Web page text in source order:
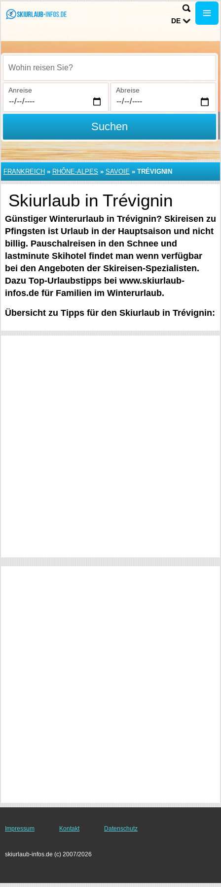
DE
Wohin reisen Sie?
Anreise Abreise
Suchen
FRANKREICH » RHÔNE-ALPES » SAVOIE » TRÉVIGNIN
Skiurlaub in Trévignin
Günstiger Winterurlaub in Trévignin? Skireisen zu
Pfingsten ist Urlaub in der Hauptsaison und nicht
billig. Pauschalreisen in den Schnee und
lastminute Skihotel findet man wenn verfügbar
bei den Angeboten der Skireisen-Spezialisten.
Dazu Top-Urlaubstipps bei www.skiurlaub-
infos.de für Familien im Winterurlaub.
Übersicht zu Tipps für den Skiurlaub in Trévignin:
Impressum Kontakt Datenschutz
skiurlaub-infos.de (c) 2007/2026